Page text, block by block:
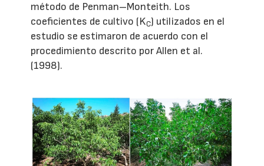
método de Penman–Monteith. Los
coeficientes de cultivo (KC) utilizados en el
estudio se estimaron de acuerdo con el
procedimiento descrito por Allen et al.
(1998).